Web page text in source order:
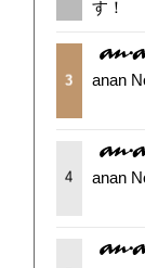
す！
3 anan
4 anan